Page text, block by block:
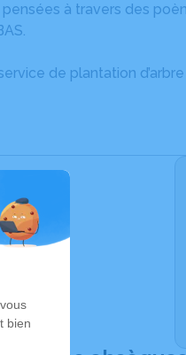
à travers des
de plantation